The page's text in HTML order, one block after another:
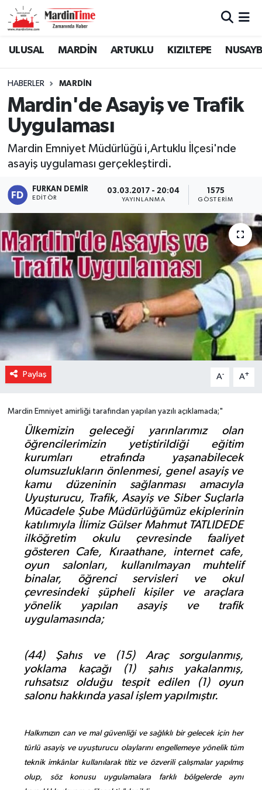
ULUSAL MARDİN ARTUKLU KIZILTEPE
HABERLER MARDİN
Mardin'de Asayiş ve Trafik
Uygulaması
Mardin Emniyet Müdürlüğü i,Artuklu İlçesi'nde
asayiş uygulaması gerçekleştirdi.
FURKAN DEMIR
EDITÖR
03.03.2017 - 20:04
YAYINLANMA
1575
GÖSTERIM
Paylaş A- A+
Mardin Emniyet amirliği tarafından yapılan yazılı açıklamada;"
Ülkemizin geleceği yarınlarımız olan
öğrencilerimizin yetiştirildiği eğitim
kurumları etrafında yaşanabilecek
olumsuzlukların önlenmesi, genel asayiş ve
kamu düzeninin sağlanması amacıyla
Uyuşturucu, Trafik, Asayiş ve Siber Suçlarla
Mücadele Şube Müdürlüğümüz ekiplerinin
katılımıyla İlimiz Gülser Mahmut TATLIDEDE
ilköğretim okulu çevresinde faaliyet
gösteren Cafe, Kıraathane, internet cafe,
oyun salonları, kullanılmayan muhtelif
binalar, öğrenci servisleri ve okul
çevresindeki şüpheli kişiler ve araçlara
yönelik yapılan asayiş ve trafik
uygulamasında;
(44) Şahıs ve (15) Araç sorgulanmış,
yoklama kaçağı (1) şahıs yakalanmış,
ruhsatsız olduğu tespit edilen (1) oyun
salonu hakkında yasal işlem yapılmıştır.
Halkımızın can ve mal güvenliği ve sağlıklı bir gelecek için her
türlü asayiş ve uyuşturucu olaylarını engellemeye yönelik tüm
teknik imkânlar kullanılarak titiz ve özverili çalışmalar yapılmış
olup, söz konusu uygulamalara farklı bölgelerde aynı
Mardin Nöbetçi Eczaneler
Mardin Namaz Vakitleri
Mardin Trafik Yoğunluk Haritası
Süper Lig Puan Durumu ve Fikstür
Tüm Manşetler
Haber Arşivi